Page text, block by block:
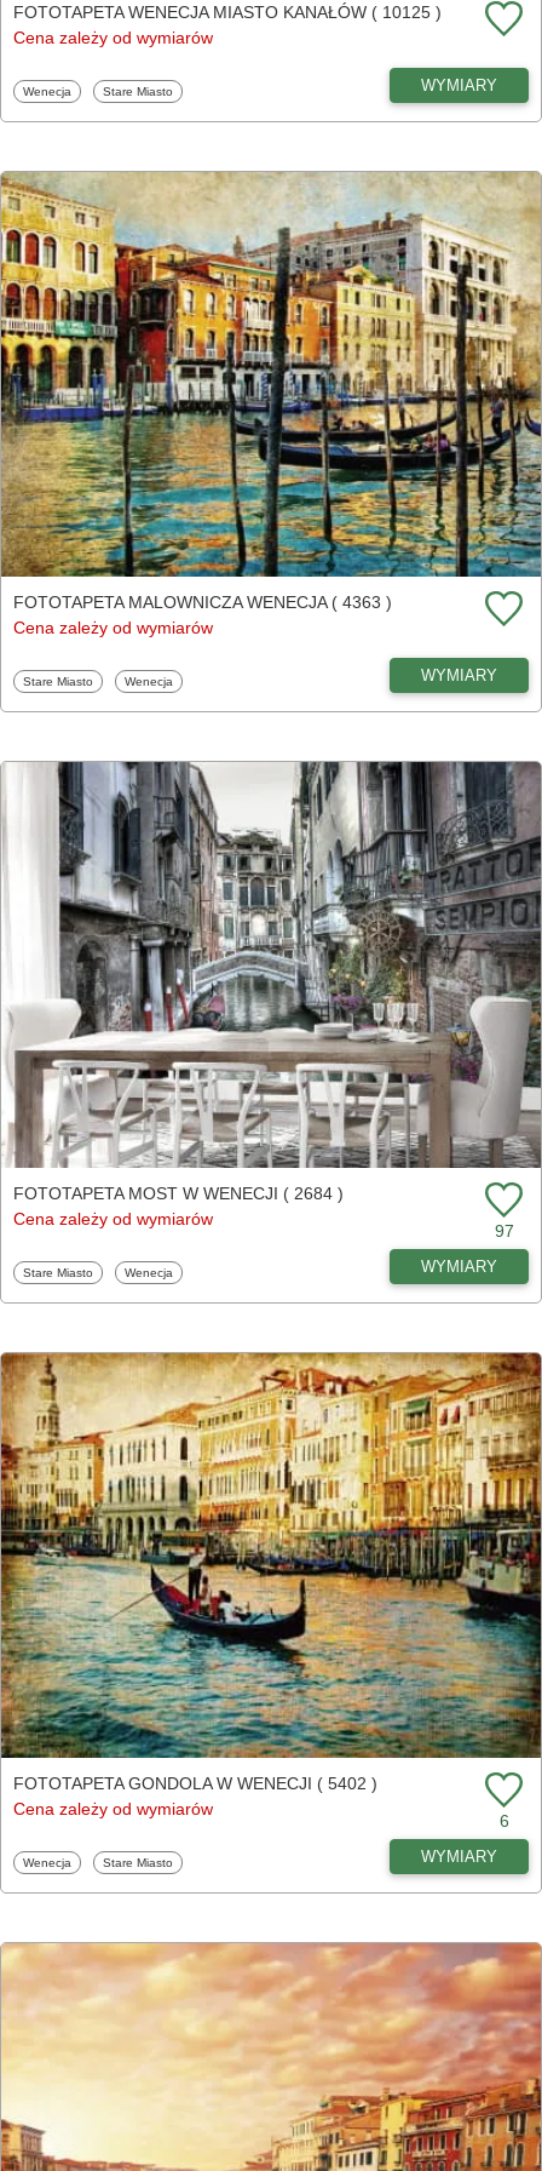
FOTOTAPETA WENECJA MIASTO KANAŁÓW ( 10125 )
Cena zależy od wymiarów
Fototapety
Wenecja Fototapety
Stare Miasto WYMIARY
FOTOTAPETA MALOWNICZA WENECJA ( 4363 )
Cena zależy od wymiarów
Fototapety
Stare Miasto Fototapety
Wenecja WYMIARY
FOTOTAPETA MOST W WENECJI ( 2684 )
Cena zależy od wymiarów
97
Fototapety
Stare Miasto Fototapety
Wenecja WYMIARY
FOTOTAPETA GONDOLA W WENECJI ( 5402 )
Cena zależy od wymiarów
6
Fototapety
Wenecja Fototapety
Stare Miasto WYMIARY